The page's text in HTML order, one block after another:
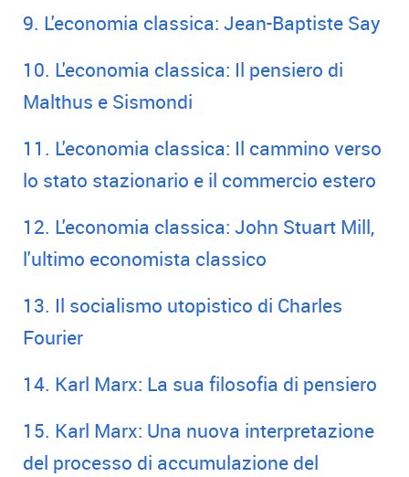
9. L'economia classica: Jean-Baptiste Say
10. L'economia classica: Il pensiero di
Malthus e Sismondi
11. L'economia classica: Il cammino verso
lo stato stazionario e il commercio estero
12. L'economia classica: John Stuart Mill,
l'ultimo economista classico
13. Il socialismo utopistico di Charles
Fourier
14. Karl Marx: La sua filosofia di pensiero
15. Karl Marx: Una nuova interpretazione
del processo di accumulazione del